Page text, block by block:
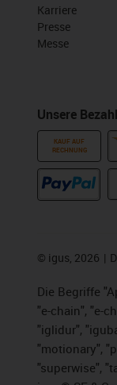
Karriere
Presse
Messe
Unsere
KAUF AUF
RECHNUNG
© igus, 2026
Die Begriffe
"e-chain", "e-
"iglidur",
"motionary",
"superwise",